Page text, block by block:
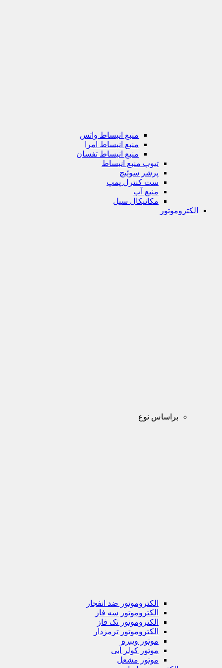
منبع انبساط واتس
منبع انبساط امرا
منبع انبساط تفسان
تیوپ منبع انبساط
پرشر سوئیچ
ست کنترل پمپ
منبع آب
مکانیکال سیل
الکتروموتور
براساس نوع
الکتروموتور ضد انفجار
الکتروموتور سه فاز
الکتروموتور تک فاز
الکتروموتور ترمزدار
موتور ویبره
موتور کولر آبی
موتور مشعل